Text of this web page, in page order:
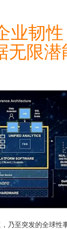
业韧
无限潜
至突发的全球